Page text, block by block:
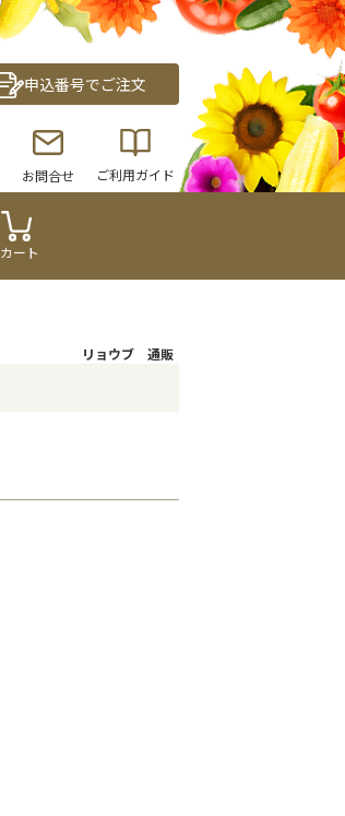
申込番号でご注文
お問合せ ご利用ガイド
カート
リョウブ 通販